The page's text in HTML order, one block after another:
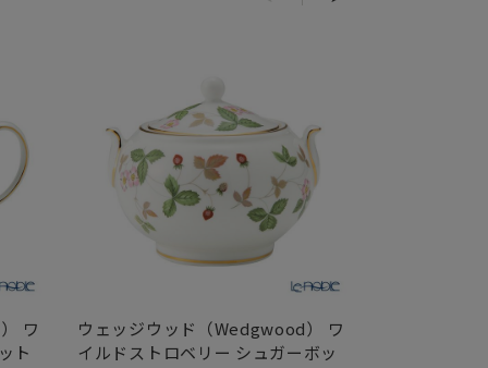
ワ
ト
ウェッジウッド（Wedgwood） ワ
イルドストロベリー シュガーボッ